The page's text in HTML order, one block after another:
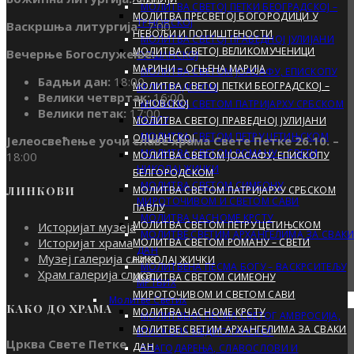
МОЛИТВА СВЕТОЈ ПЕТКИ БЕОГРАДСКОЈ –
ТРНОВСКОЈ
МОЛИТВА СВЕТОЈ ПРАВЕДНОЈ ЈУЛИЈАНИ
ОЛШАНСКОЈ
МОЛИТВА СВЕТОМ ЈОАСАФУ, ЕПИСКОПУ
БЕЛГОРОДСКОМ
МОЛИТВА СВЕТОМ ПАТРИЈАРХУ СРБСКОМ
ПАВЛУ
МОЛИТВА СВЕТОМ ПЕТРУ ЦЕТИЊСКОМ
МОЛИТВА СВЕТОМ РОМАНУ – СВЕТИ
НИКОЛАЈ ЖИЧКИ
МОЛИТВА СВЕТОМ СИМЕОНУ
МИРОТОЧИВОМ И СВЕТОМ САВИ
МОЛИТВА ЧАСНОМЕ КРСТУ
МОЛИТВЕ СВЕТИМ АРХАНГЕЛИМА ЗА СВАКИ
ДАН
МОЛИТВЕНА ПЕСМА БОГУ – ВАСКРСИТЕЉУ
МРТВИХ
Молитве Светих
МОЛИТВЕНА ПЕСМА СВЕТОГ АМВРОСИЈА,
ЕПИСКОПА МЕДИОЛАНСКОГ
БЛАГОДАРЕЊА, СЛАВОСЛОВИ И
МОЛИТВА ПРЕСВЕТОЈ БОГОРОДИЦИ У
НЕВОЉИ И ПОТИШТЕНОСТИ
МОЛИТВА СВЕТОЈ ВЕЛИКОМУЧЕНИЦИ
МАРИНИ – ОГЊЕНА МАРИЈА
МОЛИТВА СВЕТОЈ ПЕТКИ БЕОГРАДСКОЈ –
ТРНОВСКОЈ
МОЛИТВА СВЕТОЈ ПРАВЕДНОЈ ЈУЛИЈАНИ
ОЛШАНСКОЈ
МОЛИТВА СВЕТОМ ЈОАСАФУ, ЕПИСКОПУ
БЕЛГОРОДСКОМ
МОЛИТВА СВЕТОМ ПАТРИЈАРХУ СРБСКОМ
ПАВЛУ
МОЛИТВА СВЕТОМ ПЕТРУ ЦЕТИЊСКОМ
МОЛИТВА СВЕТОМ РОМАНУ – СВЕТИ
НИКОЛАЈ ЖИЧКИ
МОЛИТВА СВЕТОМ СИМЕОНУ
МИРОТОЧИВОМ И СВЕТОМ САВИ
МОЛИТВА ЧАСНОМЕ КРСТУ
МОЛИТВЕ СВЕТИМ АРХАНГЕЛИМА ЗА СВАКИ
ДАН
Васкршња литургија:7:00
Вечерње Богослужење:
Бадњи дан: 18:00
Велики четвртак:16:00
Велики петак: 17:00
Јелеосвећење уочи славе храма Свете Петке 26.10. –
18:00
ЛИНКОВИ
Историјат музеја
Историјат храма
Музеј галерија слика
Храм галерија слика
КАКО ДО ХРАМА
Црква Свете Петке